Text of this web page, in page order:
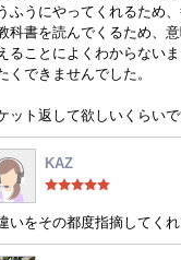
ふうにやってくれるため
科書を読んでくるため、
ることによくわからない
くできませんでした。
ット返して欲しいくらいで
KAZ
いをその都度指摘してくれ